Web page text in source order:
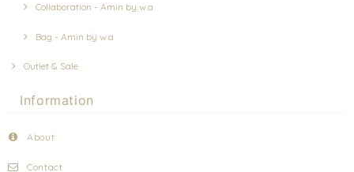
Collaboration - Amin by w.a
Bag - Amin by w.a
Outlet & Sale
Information
About
Contact